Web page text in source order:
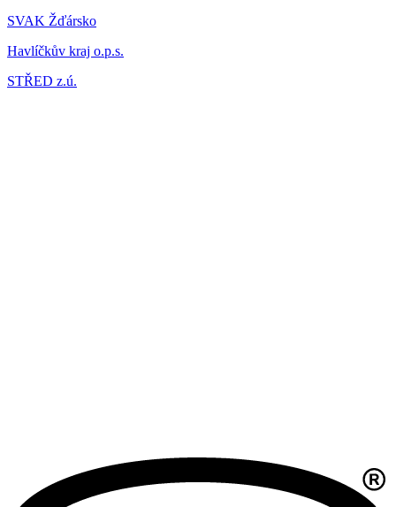
SVAK Žďársko
Havlíčkův kraj o.p.s.
STŘED z.ú.